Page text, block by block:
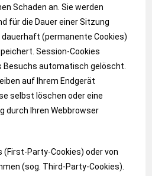
Schaden an. Sie werden
für die Dauer einer Sitzung
(permanente Cookies)
Session-Cookies
Besuchs automatisch gelöscht.
auf Ihrem Endgerät
selbst löschen oder eine
durch Ihren Webbrowser
(First-Party-Cookies) oder von
(sog. Third-Party-Cookies).